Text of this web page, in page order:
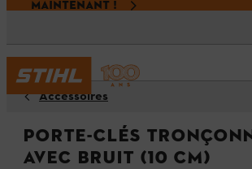
MAINTENANT !
Accessoires
Porte-clés
avec bruit (10 cm)